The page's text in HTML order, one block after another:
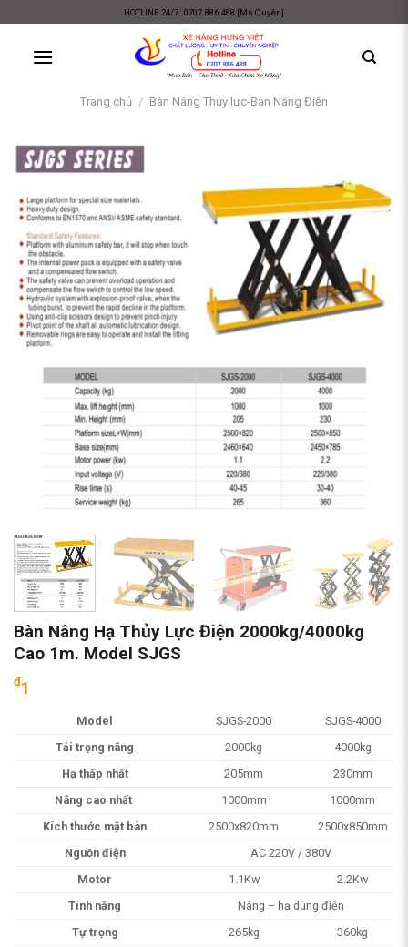
content
HOTLINE 24/7 : 0707.886.488 [Ms Quyên]
Trang chủ / Bàn Nâng Thủy lực-Bàn Nâng Điện
Bàn Nâng Hạ Thủy Lực Điện 2000kg/4000kg
Cao 1m. Model SJGS
₫1
Model SJGS-2000
SJGS-4000
Tải trọng nâng
2000kg
4000kg
Hạ thấp nhất
205mm
230mm
Nâng cao nhất
1000mm
1000mm
Kích thước mặt bàn
2500x820mm
2500x850mm
Nguồn điện
AC 220V / 380V
Motor
1.1Kw
2.2Kw
Tính năng
Nâng – hạ dùng điện
Tự trọng
265kg
360kg